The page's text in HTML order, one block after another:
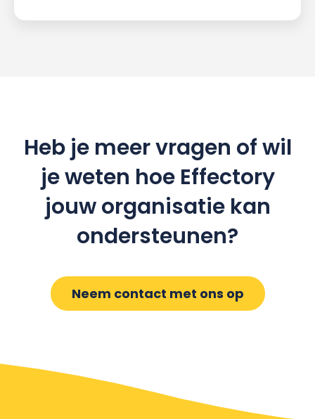
Heb je meer vragen of wil
je weten hoe Effectory
jouw organisatie kan
ondersteunen?
Neem contact met ons op